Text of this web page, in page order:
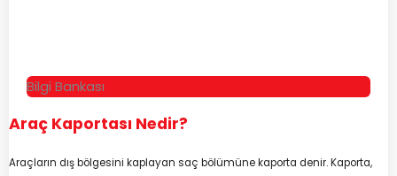
Bilgi Bankası
Araç Kaportası Nedir?
Araçların dış bölgesini kaplayan saç bölümüne kaporta denir. Kaporta,